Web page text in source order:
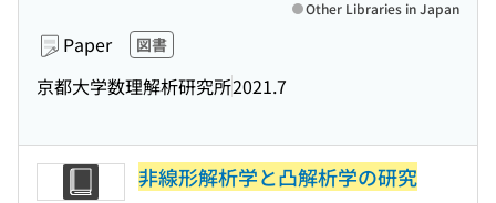
Paper 図書
京都大学数理解析研究所2021.7
Other Libraries in Japan
非線形解析学と凸解析学の研究